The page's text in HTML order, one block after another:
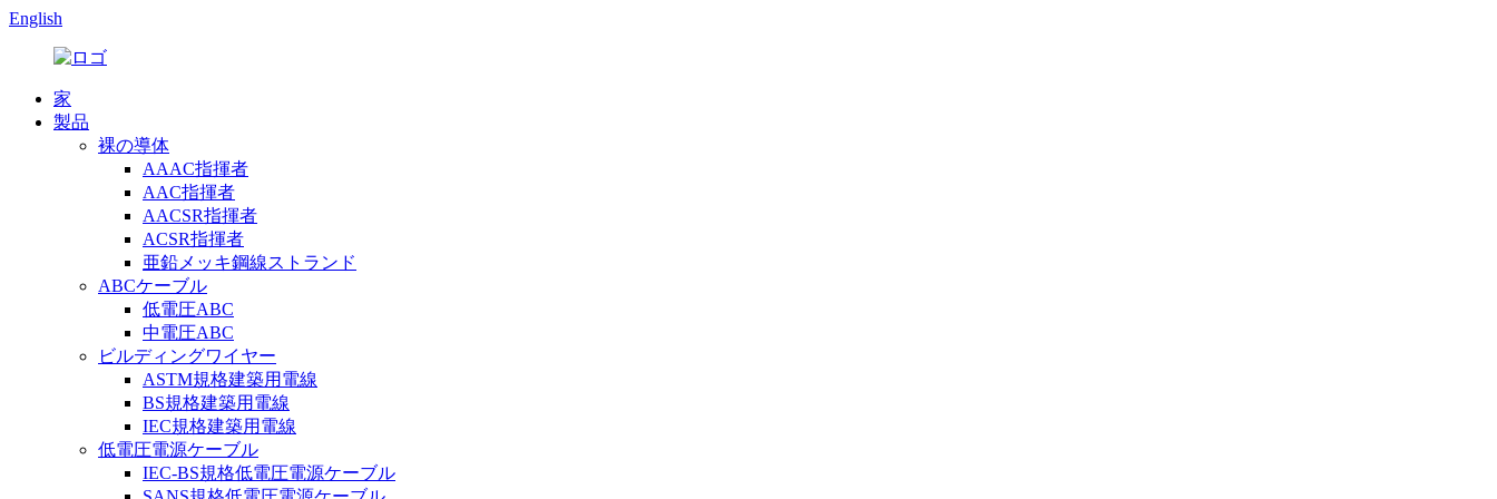
English
家
製品
裸の導体
AAAC指揮者
AAC指揮者
AACSR指揮者
ACSR指揮者
亜鉛メッキ鋼線ストランド
ABCケーブル
低電圧ABC
中電圧ABC
ビルディングワイヤー
ASTM規格建築用電線
BS規格建築用電線
IEC規格建築用電線
低電圧電源ケーブル
IEC-BS規格低電圧電源ケーブル